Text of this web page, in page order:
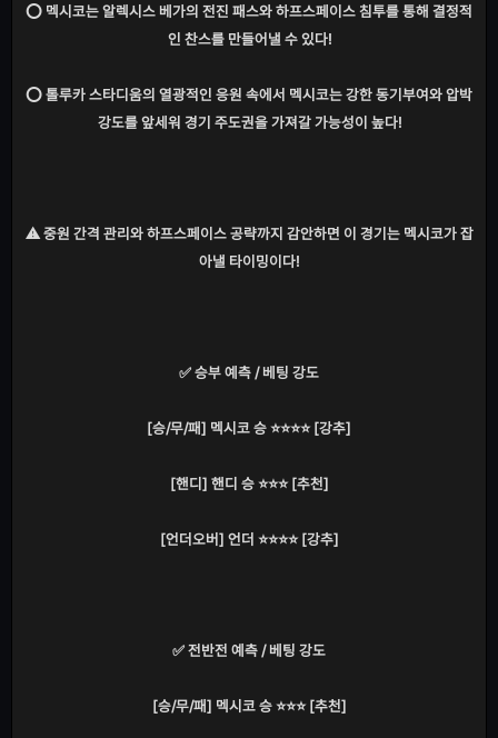
⭕ 멕시코는 알렉시스 베가의 전진 패스와 하프스페이스 침투를 통해 결정적
인 찬스를 만들어낼 수 있다!
⭕ 톨루카 스타디움의 열광적인 응원 속에서 멕시코는 강한 동기부여와 압박
강도를 앞세워 경기 주도권을 가져갈 가능성이 높다!
⚠️ 중원 간격 관리와 하프스페이스 공략까지 감안하면 이 경기는 멕시코가 잡
아낼 타이밍이다!
✅ 승부 예측 / 베팅 강도
[승/무/패] 멕시코 승 ⭐⭐⭐⭐ [강추]
[핸디] 핸디 승 ⭐⭐⭐ [추천]
[언더오버] 언더 ⭐⭐⭐⭐ [강추]
✅ 전반전 예측 / 베팅 강도
[승/무/패] 멕시코 승 ⭐⭐⭐ [추천]